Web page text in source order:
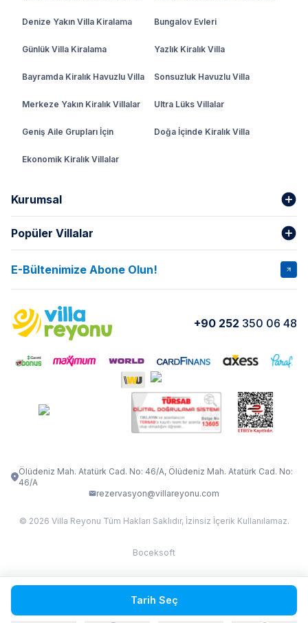
Denize Yakın Villa Kiralama Bungalov Evleri
Günlük Villa Kiralama Yazlık Kiralık Villa
Bayramda Kiralık Havuzlu Villa Sonsuzluk Havuzlu Villa
Merkeze Yakın Kiralık Villalar Ultra Lüks Villalar
Geniş Aile Grupları İçin Doğa İçinde Kiralık Villa
Ekonomik Kiralık Villalar
Kurumsal
Hakkımızda
İptal Şartları Banka Hesapları
Kurumsal Blog
Yorumlar Nasıl Kiralarım
Popüler Villalar
VİLLA SALKIM VİLLA SLAY 1
VİLLA OLENNA 1 VİLLA MERT
VILLA ADRIMA 1
VİLLA TİAMO VİLLA ZEYTİN DALI
VILLA ELMALI
E-Bültenimize Abone Olun!
+90 252 350 06 48
Ölüdeniz Mah. Atatürk Cad. No: 46/A, Ölüdeniz Mah. Atatürk Cad. No:
46/A
rezervasyon@villareyonu.com
© 2026 Villa Reyonu Tüm Hakları Saklıdır, İzinsiz İçerik Kullanılamaz.
Boceksoft
Fethiye Kas Kalkan 2
Tarih Seç